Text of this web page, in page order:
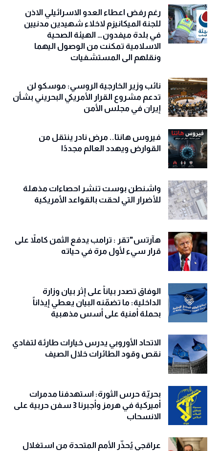
رغم رفض اعطاء العدو الاسرائيلي الاذن
للجنة الميكانيزم لاخلاء شهيدين مدنيين
في بلدة ميفدون… الهيئة الصحية
الاسلامية تمكنت من الوصول اليهما
ونقلهم الى المستشفيات
نائب وزير الخارجية الروسي: موسكو لن
تدعم مشروع القرار الأمريكي البحريني بشأن
إيران في مجلس الأمن
فيروس هانتا.. مرض نادر ينتقل من
القوارض ويهدد العالم مجددًا
واشنطن بوست تنشر احصاءات مذهلة
للأضرار التي لحقت بالقواعد الأمريكية
هآرتس"تقر : ترامب يدفع الثمن كاملاً على
قرار سيء لأول مرة في حياته
الوفاق تصدر بياناً على إثر بيان وزارة
الداخلية: ما تضمّنه البيان يعطي إيذاناً
بحملة أمنية على أسس مذهبية
الاتحاد الأوروبي يدرس خيارات طارئة لتفادي
نقص وقود الطائرات خلال الصيف
بحريّة حرس الثورة: استهدفنا مدمرات
أميركية في هرمز وأجبرنا 3 سفن حربية على
الانسحاب
عراقجي يُحذّر الأمم المتحدة من استغلال